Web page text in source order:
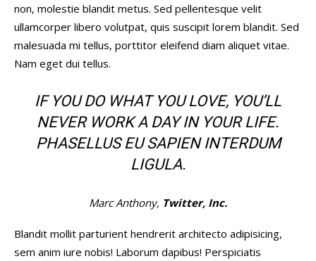
non, molestie blandit metus. Sed pellentesque velit
ullamcorper libero volutpat, quis suscipit lorem blandit. Sed
malesuada mi tellus, porttitor eleifend diam aliquet vitae.
Nam eget dui tellus.
IF YOU DO WHAT YOU LOVE, YOU’LL
NEVER WORK A DAY IN YOUR LIFE.
PHASELLUS EU SAPIEN INTERDUM
LIGULA.
Marc Anthony, Twitter, Inc.
Blandit mollit parturient hendrerit architecto adipisicing,
sem anim iure nobis! Laborum dapibus! Perspiciatis